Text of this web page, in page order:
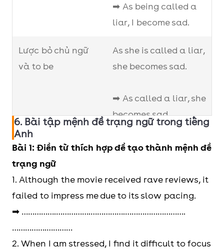
➡ Meeting her, I
she is my old
➡ As being called a
liar, I become sad.
Lược bỏ chủ ngữ
và to be
As she is called a liar,
she becomes sad.
➡ As called a liar, she
becomes sad.
Lược bỏ cả chủ
ngữ và to be, liên
As I am called a liar, I
6. Bài tập mệnh đề trạng ngữ trong tiếng
Anh
Bài 1: Điền từ thích hợp để tạo thành mệnh đề
trạng ngữ
1. Although the movie received rave reviews, it
failed to impress me due to its slow pacing.
➡ …………….…………….…………….……………………….
…………….…………
2. When I am stressed, I find it difficult to focus